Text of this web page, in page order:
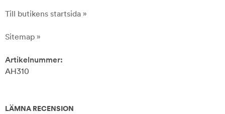
Till butikens startsida »
Sitemap »
Artikelnummer:
AH310
LÄMNA RECENSION